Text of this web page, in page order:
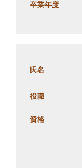
卒業年度
氏名
役職
資格